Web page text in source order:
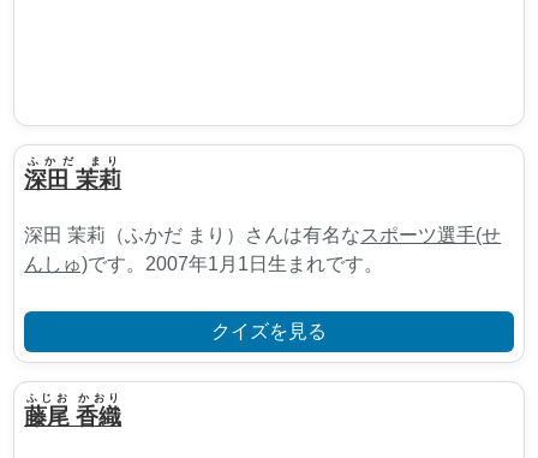
深田 茉莉
ふかだ まり
深田 茉莉（ふかだ まり）さんは有名なスポーツ選手(せ
んしゅ)です。2007年1月1日生まれです。
クイズを見る
藤尾 香織
ふじお かおり